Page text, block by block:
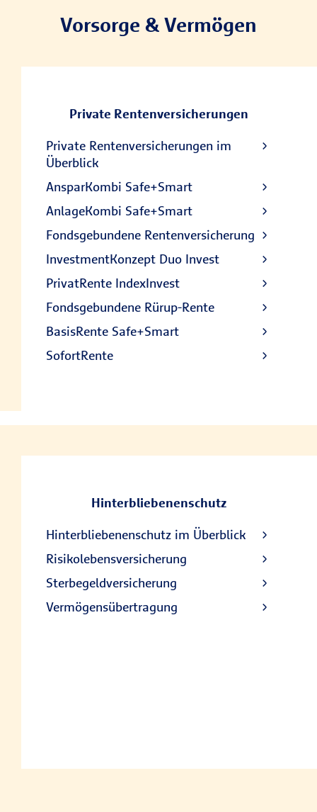
Vorsorge & Vermögen
Private Rentenversicherungen
Private Rentenversicherungen im
Überblick
AnsparKombi Safe+Smart
AnlageKombi Safe+Smart
Fondsgebundene Rentenversicherung
InvestmentKonzept Duo Invest
PrivatRente IndexInvest
Fondsgebundene Rürup-Rente
BasisRente Safe+Smart
SofortRente
Hinterbliebenenschutz
Hinterbliebenenschutz im Überblick
Risikolebensversicherung
Sterbegeldversicherung
Vermögensübertragung